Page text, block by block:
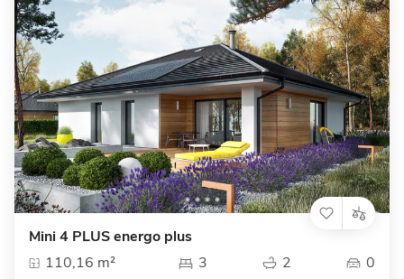
Mini 4 PLUS energo plus
110,16 m²
3 2 0